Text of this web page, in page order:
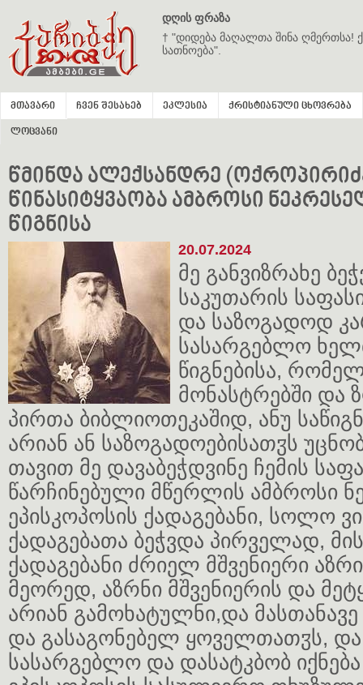
დღის ფრაზა
† "დიდება მაღალთა შინა ღმერთსა!
სათნოება".
მთავარი ჩვენ შესახებ ეკლესია ქრისტიანული ცხოვრება
ლოცვანი
წმინდა ალექსანდრე
წინასიტყვაობა ამბროსი
წიგნისა
20.07.2024
მე განვიზრახე
საკუთარის
და საზოგადოდ
სასარგებლო
წიგნებისა,
მონასტრებში და
პირთა ბიბლიოთეკაშიდ, ანუ
არიან ან საზოგადოებისათჳს
თავით მე დავაბეჭდვინე ჩემის
წარჩინებული მწერლის ამბროსი
ეპისკოპოსის ქადაგებანი, სოლო
ქადაგებათა ბეჭვდა პირველად,
ქადაგებანი ძრიელ მშვენიერი
მეორედ, აზრნი მშვენიერის და
არიან გამოხატულნი,და
და გასაგონებელ ყოველთათჳს,
სასარგებლო და დასატკბობ